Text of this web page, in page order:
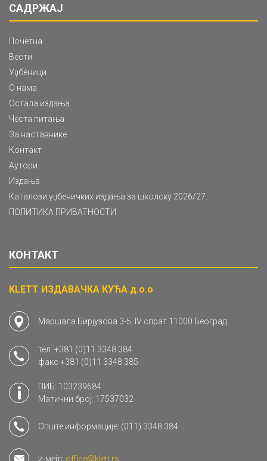
САДРЖАЈ
Почетна
Вести
Уџбеници
О нама
Остала издања
Честа питања
За наставнике
Контакт
Аутори
Издања
Каталози уџбеничких издања за школску 2026/27.
ПОЛИТИКА ПРИВАТНОСТИ
КОНТАКТ
KLETT ИЗДАВАЧКА КУЋА д.о.о
Маршала Бирјузова 3-5, IV спрат 11000 Београд
тел. +381 (0)11 3348 384
факс +381 (0)11 3348 385
ПИБ: 103239684
Матични број: 17537032
Опште информације: (011) 3348 384
и-мејл: office@klett.rs